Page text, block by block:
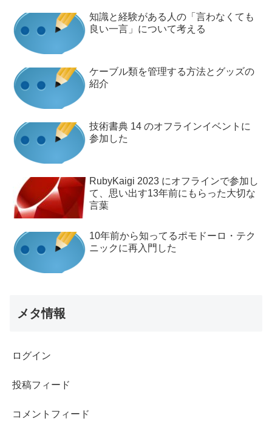
知識と経験がある人の「言わなくても
良い一言」について考える
ケーブル類を管理する方法とグッズの
紹介
技術書典 14 のオフラインイベントに
参加した
RubyKaigi 2023 にオフラインで参加し
て、思い出す13年前にもらった大切な
言葉
10年前から知ってるポモドーロ・テク
ニックに再入門した
メタ情報
ログイン
投稿フィード
コメントフィード